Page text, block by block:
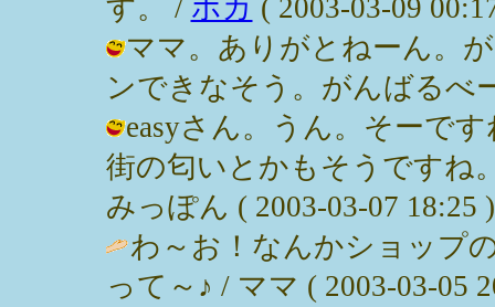
す。 / ホカ ( 2003-03-09
ママ。ありがとねーん。
ンできなそう。がんばるべ
easyさん。うん。そーで
街の匂いとかもそうですね
みっぽん ( 2003-03-07 18:25 )
わ～お！なんかショップ
って～♪ / ママ ( 2003-03-05